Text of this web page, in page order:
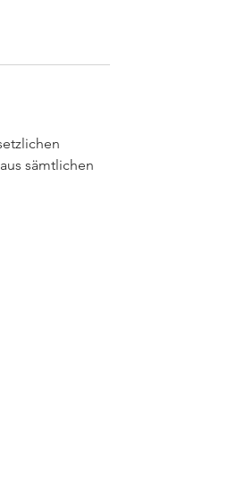
sämtlichen